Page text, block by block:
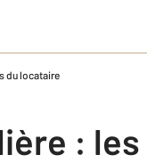
du locataire
: